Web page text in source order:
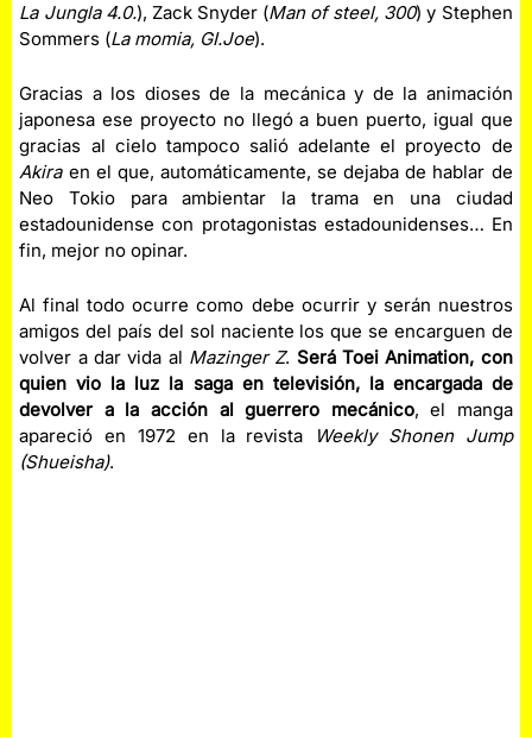
La Jungla 4.0.), Zack Snyder (Man of steel, 300) y Stephen
Sommers (La momia, GI.Joe).
Gracias a los dioses de la mecánica y de la animación
japonesa ese proyecto no llegó a buen puerto, igual que
gracias al cielo tampoco salió adelante el proyecto de
Akiraen el que, automáticamente, se dejaba de hablar de
Neo Tokio para ambientar la trama en una ciudad
estadounidense con protagonistas estadounidenses… En
fin, mejor no opinar.
Al final todo ocurre como debe ocurrir y serán nuestros
amigos del país del sol naciente los que se encarguen de
volver a dar vida al Mazinger Z. Será Toei Animation, con
quien vio la luz la saga en televisión, la encargada de
devolver a la acción al guerrero mecánico, el manga
apareció en 1972 en la revista
Weekly Shonen Jump
(Shueisha).